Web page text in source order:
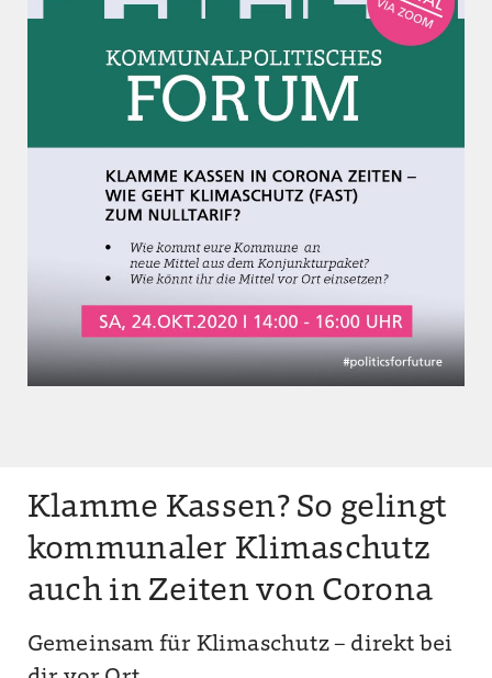
Klamme Kassen? So gelingt
kommunaler Klimaschutz
auch in Zeiten von Corona
Gemeinsam für Klimaschutz – direkt bei